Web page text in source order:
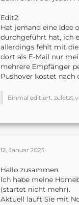
Edit2:
Hat jemand eine Idee
durchgeführt hat, ich
allerdings fehlt mit die
dort als E-Mail nur
mehrere Empfänger
Pushover kostet nach
Einmal editiert, zuletzt
12. Januar 2023
Hallo zusammen
Ich habe meine
(startet nicht mehr).
Aktuell läuft Sie mit